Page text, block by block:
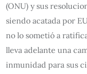
(ONU) y sus
siendo acatada por
no lo sometió a
lleva adelante una
inmunidad para sus